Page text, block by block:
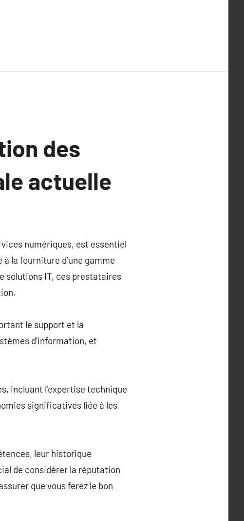
des
actuelle
numériques, est essentiel
la fourniture d’une gamme
solutions IT, ces prestataires
le support et la
d’information, et
incluant l’expertise technique
significatives liée à les
leur historique
de considérer la réputation
que vous ferez le bon